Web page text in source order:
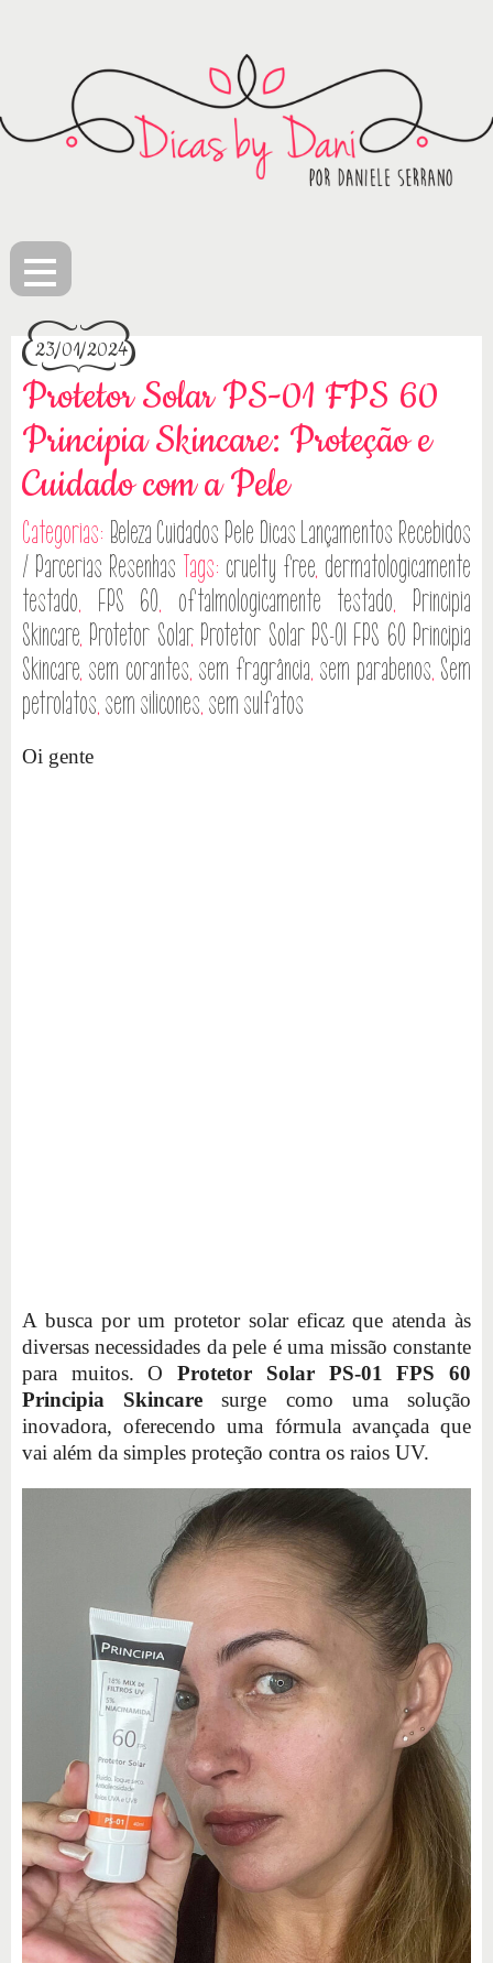
≡
23/01/2024
Protetor Solar PS-01 FPS 60
Principia Skincare: Proteção e
Cuidado com a Pele
Categorias: Beleza Cuidados Pele Dicas Lançamentos Recebidos
/ Parcerias Resenhas Tags: cruelty free, dermatologicamente
testado, FPS 60, oftalmologicamente testado, Principia
Skincare, Protetor Solar, Protetor Solar PS-01 FPS 60 Principia
Skincare, sem corantes, sem fragrância, sem parabenos, Sem
petrolatos, sem silicones, sem sulfatos
Oi gente
A busca por um protetor solar eficaz que atenda às
diversas necessidades da pele é uma missão constante
para muitos. OProtetor Solar PS-01 FPS 60
Principia Skincare surge como uma solução
inovadora, oferecendo uma fórmula avançada que
vai além da simples proteção contra os raios UV.